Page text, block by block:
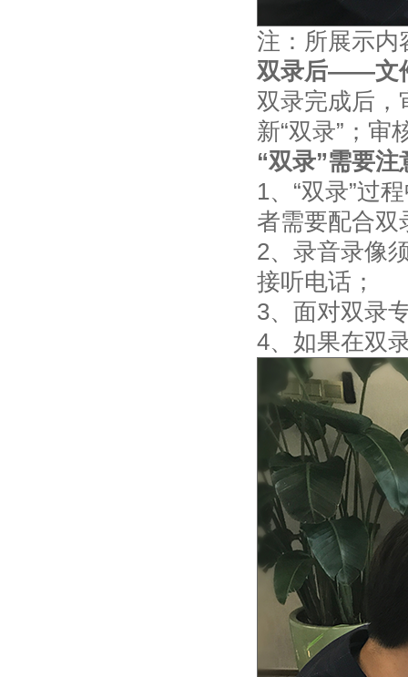
注：所展示内
双录后——文
双录完成后，
新“双录”；审
“双录”需要
1、“双录”过
者需要配合双
2、录音录像
接听电话；
3、面对双录
4、如果在双